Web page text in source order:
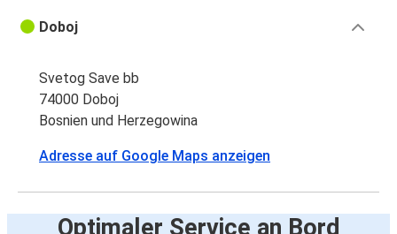
Doboj
Svetog Save bb
74000 Doboj
Bosnien und Herzegowina
Adresse auf Google Maps anzeigen
Optimaler Service an Bord